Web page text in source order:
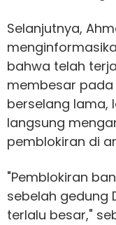
Selanjutnya,
bahwa telah
membesar
berselang lama,
langsung
pemblokiran di
"Pemblokiran
sebelah gedung
terlalu besar,"